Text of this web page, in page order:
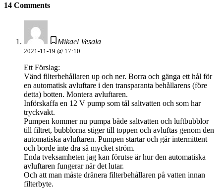
14 Comments
Mikael Vesala
2021-11-19 @ 17:10
Ett Förslag:
Vänd filterbehållaren up och ner. Borra och gänga ett hål för
en automatisk avluftare i den transparanta behållarens (före
detta) botten. Montera avluftaren.
Införskaffa en 12 V pump som tål saltvatten och som har
tryckvakt.
Pumpen kommer nu pumpa både saltvatten och luftbubblor
till filtret, bubblorna stiger till toppen och avluftas genom den
automatiska avluftaren. Pumpen startar och går intermittent
och borde inte dra så mycket ström.
Enda tveksamheten jag kan förutse är hur den automatiska
avluftaren fungerar när det lutar.
Och att man måste dränera filterbehållaren på vatten innan
filterbyte.